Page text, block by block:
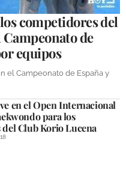
competidores del
de
equipos
el Campeonato de España y
en el Open Internacional
para los
Club Korio Lucena